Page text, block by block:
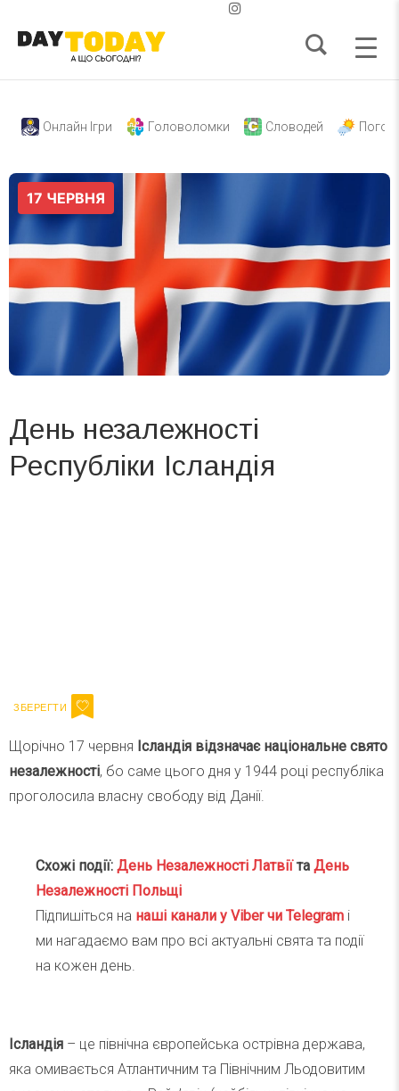
Онлайн Ігри Головоломки Словодей
День незалежності
Республіки Ісландія
Щорічно 17 червня Ісландія відзначає національне свято
незалежності, бо саме цього дня у 1944 році республіка
проголосила власну свободу від Данії.
Схожі події: День Незалежності Латвіїта День
Незалежності Польщі
Підпишіться на наші канали у Viber чи Telegram і
ми нагадаємо вам про всі актуальні свята та події
на кожен день.
Ісландія – це північна європейська острівна держава,
яка омивається Атлантичним та Північним Льодовитим